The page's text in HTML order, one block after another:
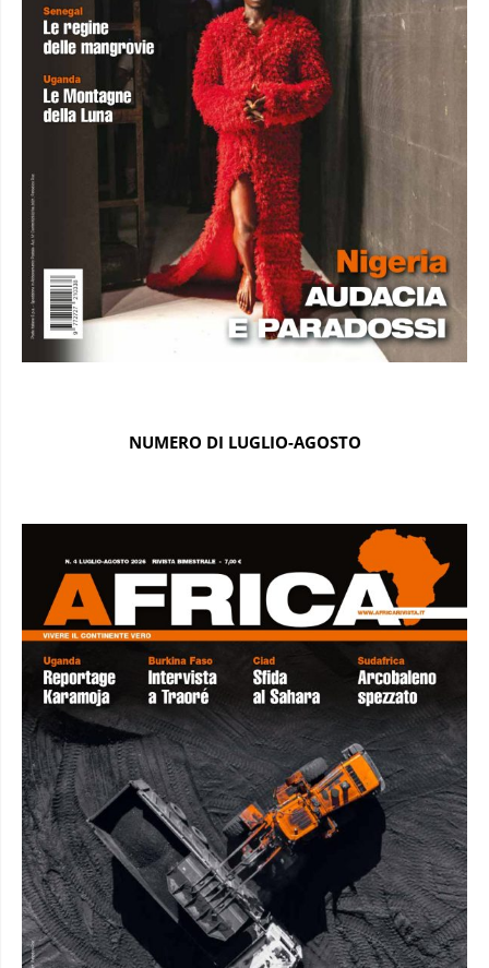
NUMERO DI LUGLIO-AGOSTO